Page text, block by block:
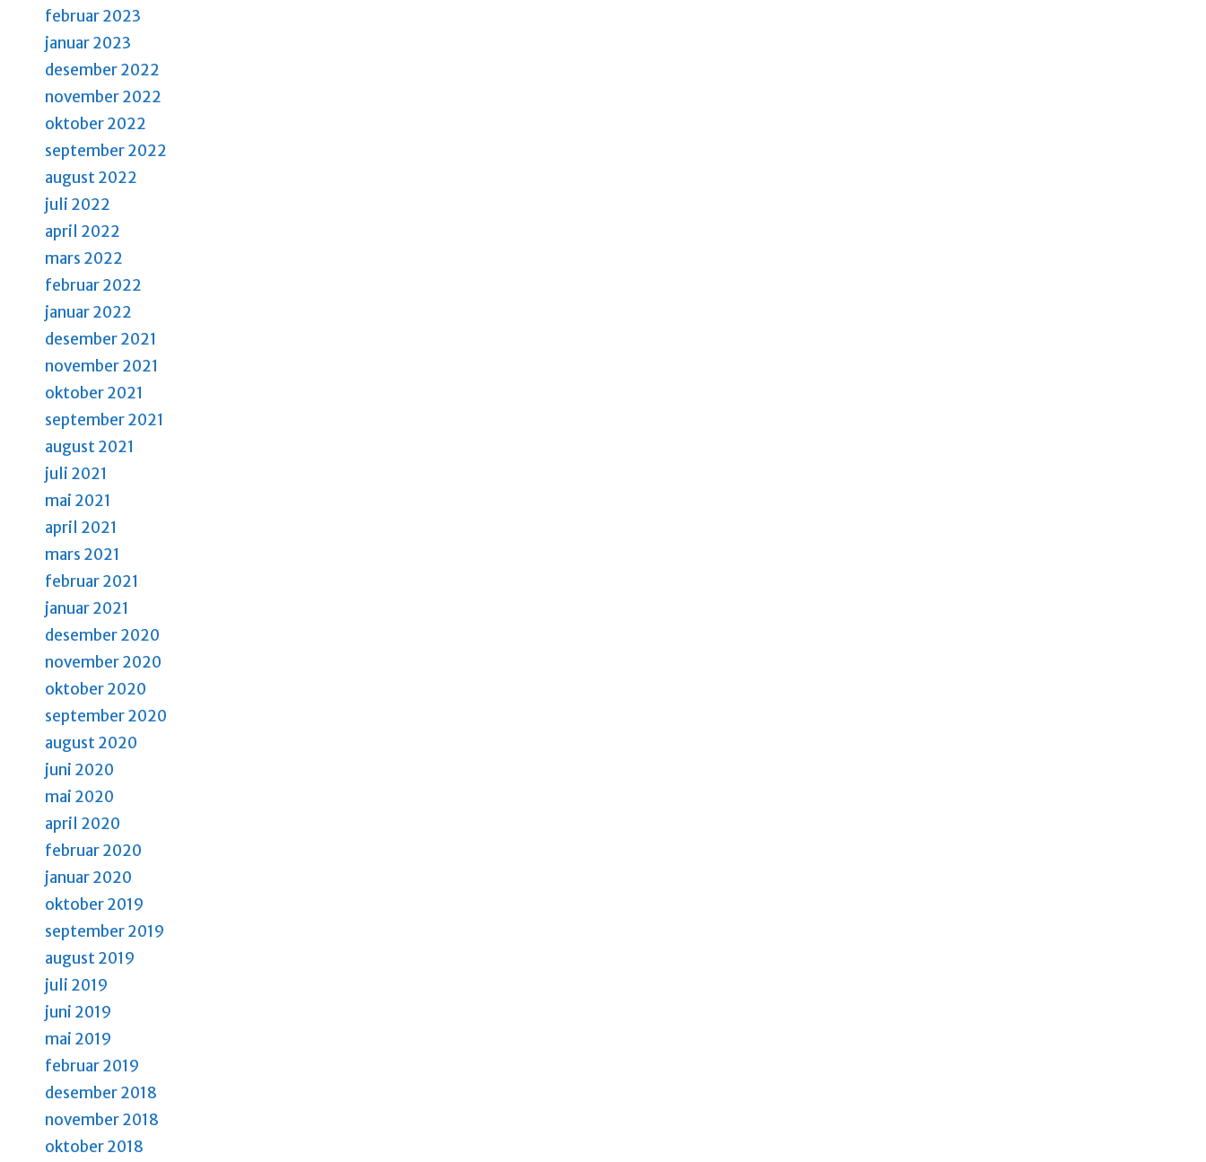
februar 2023
januar 2023
desember 2022
november 2022
oktober 2022
september 2022
august 2022
juli 2022
april 2022
mars 2022
februar 2022
januar 2022
desember 2021
november 2021
oktober 2021
september 2021
august 2021
juli 2021
mai 2021
april 2021
mars 2021
februar 2021
januar 2021
desember 2020
november 2020
oktober 2020
september 2020
august 2020
juni 2020
mai 2020
april 2020
februar 2020
januar 2020
oktober 2019
september 2019
august 2019
juli 2019
juni 2019
mai 2019
februar 2019
desember 2018
november 2018
oktober 2018